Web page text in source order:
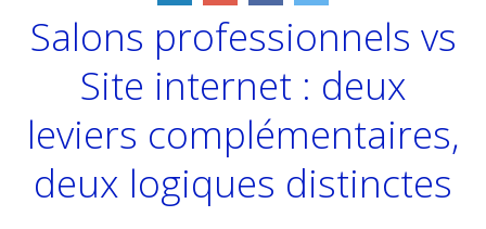
Salons professionnels vs
Site internet : deux
leviers complémentaires,
deux logiques distinctes